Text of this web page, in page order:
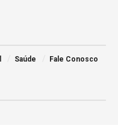
Saúde Fale Conosco